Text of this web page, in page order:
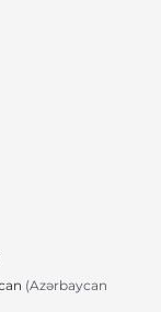
(Azərbaycan